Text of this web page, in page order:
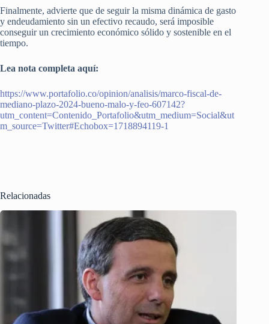
Finalmente, advierte que de seguir la misma dinámica de gasto
y endeudamiento sin un efectivo recaudo, será imposible
conseguir un crecimiento económico sólido y sostenible en el
tiempo.
Lea nota completa aquí:
https://www.portafolio.co/opinion/analisis/marco-fiscal-de-
mediano-plazo-2024-bueno-malo-y-feo-607142?
utm_content=Contenido_Portafolio&utm_medium=Social&ut
m_source=Twitter#Echobox=1718894119-1
Relacionadas